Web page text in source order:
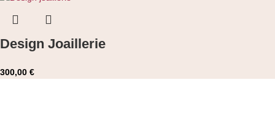
Design Joaillerie
300,00 €